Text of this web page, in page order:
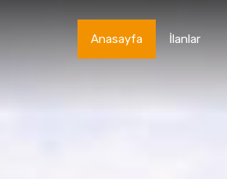
Anasayfa İlanlar